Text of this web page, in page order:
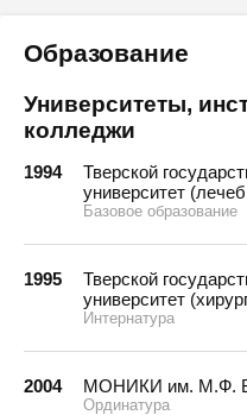
Образование
Университеты,
колледжи
1994
Тверской
университет
Базовое образование
1995
Тверской
университет
Интернатура
2004 МОНИКИ им. М.Ф.
Ординатура